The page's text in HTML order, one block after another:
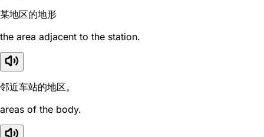
某地区的地形
the area adjacent to the station.
邻近车站的地区。
areas of the body.